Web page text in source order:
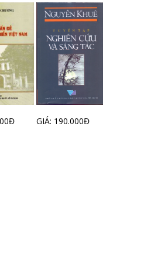
GIÁ: 190.000Đ